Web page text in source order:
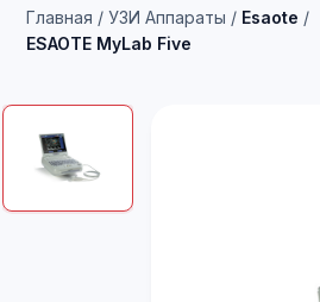
Главная / УЗИ Аппараты / Esaote /
ESAOTE MyLab Five